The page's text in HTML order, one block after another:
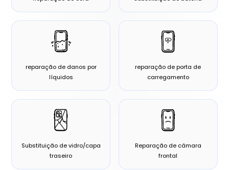
reparação de danos por
líquidos
reparação de porta de
carregamento
Substituição de vidro/capa
traseiro
Reparação de câmara
frontal